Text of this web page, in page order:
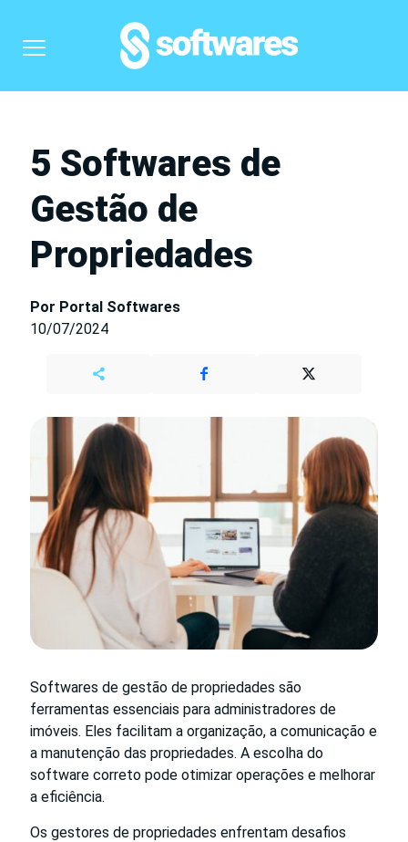
5 Softwares de
Gestão de
Propriedades
Por Portal Softwares
10/07/2024
Softwares de gestão de propriedades são
ferramentas essenciais para administradores de
imóveis. Eles facilitam a organização, a comunicação e
a manutenção das propriedades. A escolha do
software correto pode otimizar operações e melhorar
a eficiência.
Os gestores de propriedades enfrentam desafios